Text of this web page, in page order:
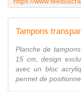
Tampons
Planche de
15 cm, design
avec un bloc
permet de